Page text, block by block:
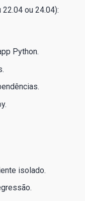
ou 24.04):
Python.
isolado.